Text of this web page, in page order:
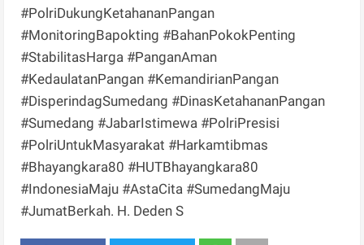
#PolriDukungKetahananPangan
#MonitoringBapokting #BahanPokokPenting
#StabilitasHarga #PanganAman
#KedaulatanPangan #KemandirianPangan
#DisperindagSumedang #DinasKetahananPangan
#Sumedang #JabarIstimewa #PolriPresisi
#PolriUntukMasyarakat #Harkamtibmas
#Bhayangkara80 #HUTBhayangkara80
#IndonesiaMaju #AstaCita #SumedangMaju
#JumatBerkah. H. Deden S